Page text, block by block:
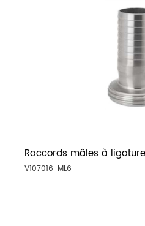
Raccords mâles à
V107016-ML6